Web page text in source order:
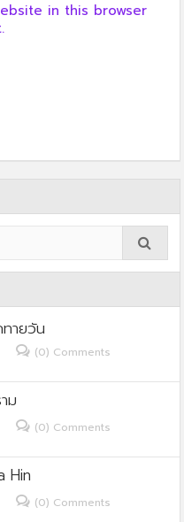
in this browser
ายวัน
(0) Comments
ม
(0) Comments
Hin
(0) Comments